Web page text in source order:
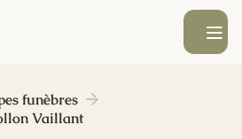
Ouvrir le
funèbres
Vaillant